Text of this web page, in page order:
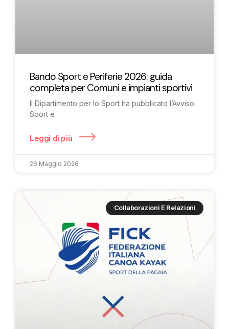
Bando Sport e Periferie 2026: guida
completa per Comuni e impianti sportivi
Il Dipartimento per lo Sport ha pubblicato l’Avviso
Sport e
Leggi di più
26 Maggio 2026
Collaborazioni E Relazioni